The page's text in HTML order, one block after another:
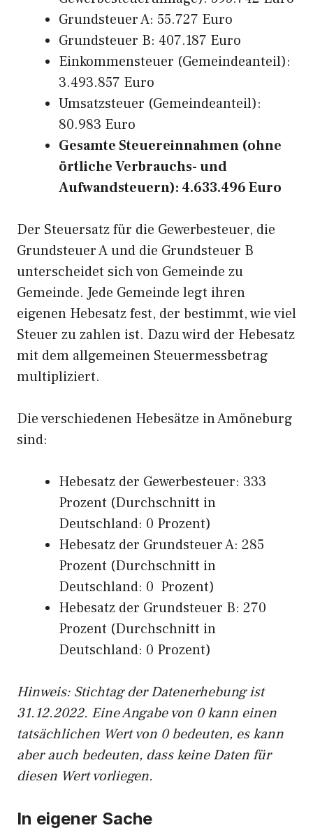
Grundsteuer A: 55.727 Euro
Grundsteuer B: 407.187 Euro
Einkommensteuer (Gemeindeanteil):
3.493.857 Euro
Umsatzsteuer (Gemeindeanteil):
80.983 Euro
Gesamte Steuereinnahmen (ohne
örtliche Verbrauchs- und
Aufwandsteuern): 4.633.496 Euro
Der Steuersatz für die Gewerbesteuer, die
Grundsteuer A und die Grundsteuer B
unterscheidet sich von Gemeinde zu
Gemeinde. Jede Gemeinde legt ihren
eigenen Hebesatz fest, der bestimmt, wie viel
Steuer zu zahlen ist. Dazu wird der Hebesatz
mit dem allgemeinen Steuermessbetrag
multipliziert.
Die verschiedenen Hebesätze in Amöneburg
sind:
Hebesatz der Gewerbesteuer: 333
Prozent (Durchschnitt in
Deutschland: 0 Prozent)
Hebesatz der Grundsteuer A: 285
Prozent (Durchschnitt in
Deutschland: 0 Prozent)
Hebesatz der Grundsteuer B: 270
Prozent (Durchschnitt in
Deutschland: 0 Prozent)
Hinweis: Stichtag der Datenerhebung ist
31.12.2022. Eine Angabe von 0 kann einen
tatsächlichen Wert von 0 bedeuten, es kann
aber auch bedeuten, dass keine Daten für
diesen Wert vorliegen.
In eigener Sache